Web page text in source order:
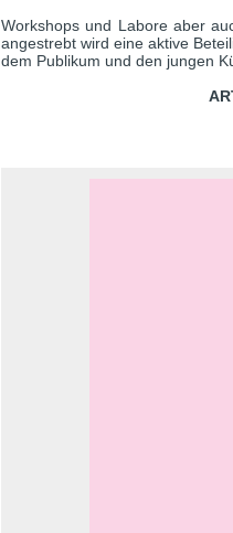
Workshops und Labore aber
angestrebt wird eine aktive
dem Publikum und den jungen